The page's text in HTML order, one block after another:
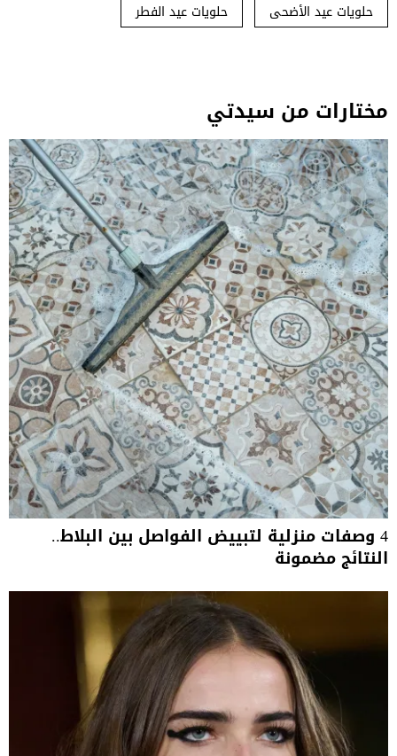
حلويات عيد الأضحى
حلويات عيد الفطر
مختارات من سيدتي
4 وصفات منزلية لتبييض الفواصل بين البلاط..
النتائج مضمونة